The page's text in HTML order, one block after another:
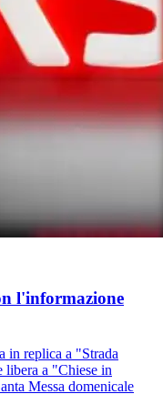
l'informazione
in replica a "Strada
libera a "Chiese in
Messa domenicale